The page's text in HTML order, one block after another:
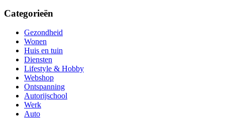
Categorieën
Gezondheid
Wonen
Huis en tuin
Diensten
Lifestyle & Hobby
Webshop
Ontspanning
Autorijschool
Werk
Auto